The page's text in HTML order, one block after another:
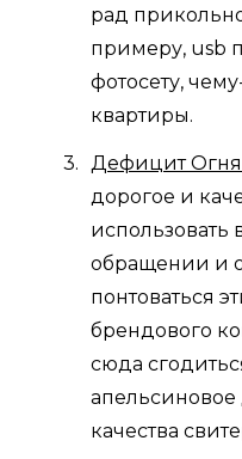
рад
примеру, usb
фотосету,
квартиры.
Дефицит
дорогое и
использовать
обращении и
понтоваться
брендового
сюда
апельсиновое
качества